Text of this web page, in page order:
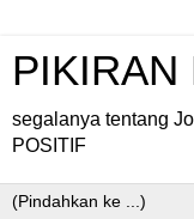
PIKIRAN
segalanya tentang
POSITIF